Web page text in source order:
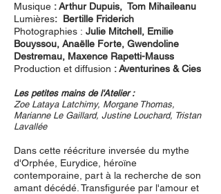
Musique : Arthur Dupuis, Tom Mihaileanu
Lumières: Bertille Friderich
Photographies : Julie Mitchell, Emilie
Bouyssou, Anaëlle Forte, Gwendoline
Destremau, Maxence Rapetti-Mauss
Production et diffusion : Aventurines & Cies
Les petites mains de l'Atelier :
Zoe Lataya Latchimy, Morgane Thomas,
Marianne Le Gaillard, Justine Louchard, Tristan
Lavallée
Dans cette réécriture inversée du mythe
d'Orphée, Eurydice, héroïne
contemporaine, part à la recherche de son
amant décédé. Transfigurée par l'amour et